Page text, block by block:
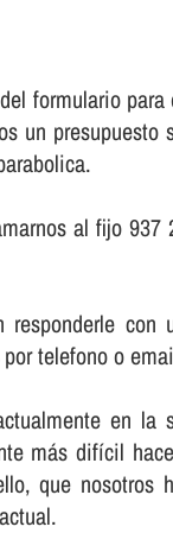
formulario
un presupuesto
al fijo 937
responderle con
telefono o
en la
más difí­cil
que nosotros